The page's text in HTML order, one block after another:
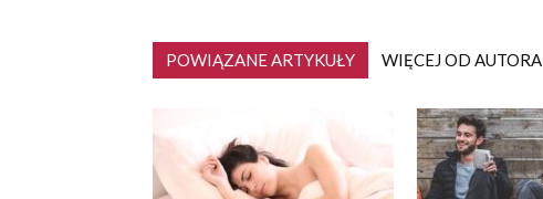
POWIĄZANE ARTYKUŁY WIĘCEJ OD AUTORA